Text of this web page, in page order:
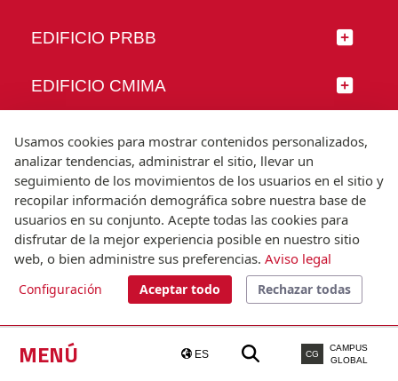
MENÚ ES CG
CAMPUS
GLOBAL
EDIFICIO PRBB
EDIFICIO CMIMA
SÍGUENOS
© Universitat Pompeu Fabra
Barcelona
T.(+34) 93 542 20 00
Usamos cookies para mostrar contenidos personalizados,
analizar tendencias, administrar el sitio, llevar un
seguimiento de los movimientos de los usuarios en el sitio y
recopilar información demográfica sobre nuestra base de
usuarios en su conjunto. Acepte todas las cookies para
disfrutar de la mejor experiencia posible en nuestro sitio
web, o bien administre sus preferencias. Aviso legal
Configuración Aceptar todo Rechazar todas